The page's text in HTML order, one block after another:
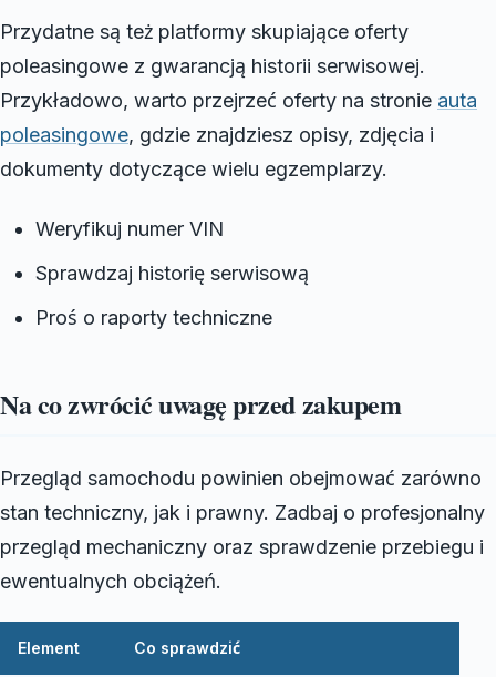
Przydatne są też platformy skupiające oferty
poleasingowe z gwarancją historii serwisowej.
Przykładowo, warto przejrzeć oferty na stronie auta
poleasingowe, gdzie znajdziesz opisy, zdjęcia i
dokumenty dotyczące wielu egzemplarzy.
Weryfikuj numer VIN
Sprawdzaj historię serwisową
Proś o raporty techniczne
Na co zwrócić uwagę przed zakupem
Przegląd samochodu powinien obejmować zarówno
stan techniczny, jak i prawny. Zadbaj o profesjonalny
przegląd mechaniczny oraz sprawdzenie przebiegu i
ewentualnych obciążeń.
Element Co sprawdzić